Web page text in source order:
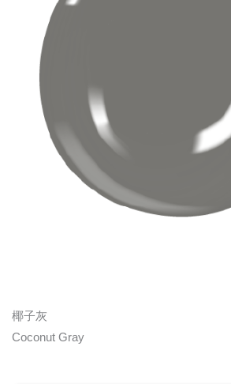
椰子灰
Coconut Gray